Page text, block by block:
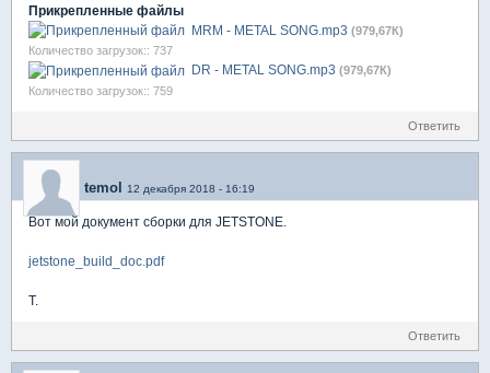
Прикрепленные файлы
MRM - METAL SONG.mp3 (979,67К)
Количество загрузок:: 737
DR - METAL SONG.mp3 (979,67К)
Количество загрузок:: 759
Ответить
temol 12 декабря 2018 - 16:19
Вот мой документ сборки для JETSTONE.
jetstone_build_doc.pdf
T.
Ответить